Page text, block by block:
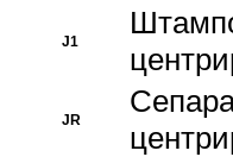
J1
JR